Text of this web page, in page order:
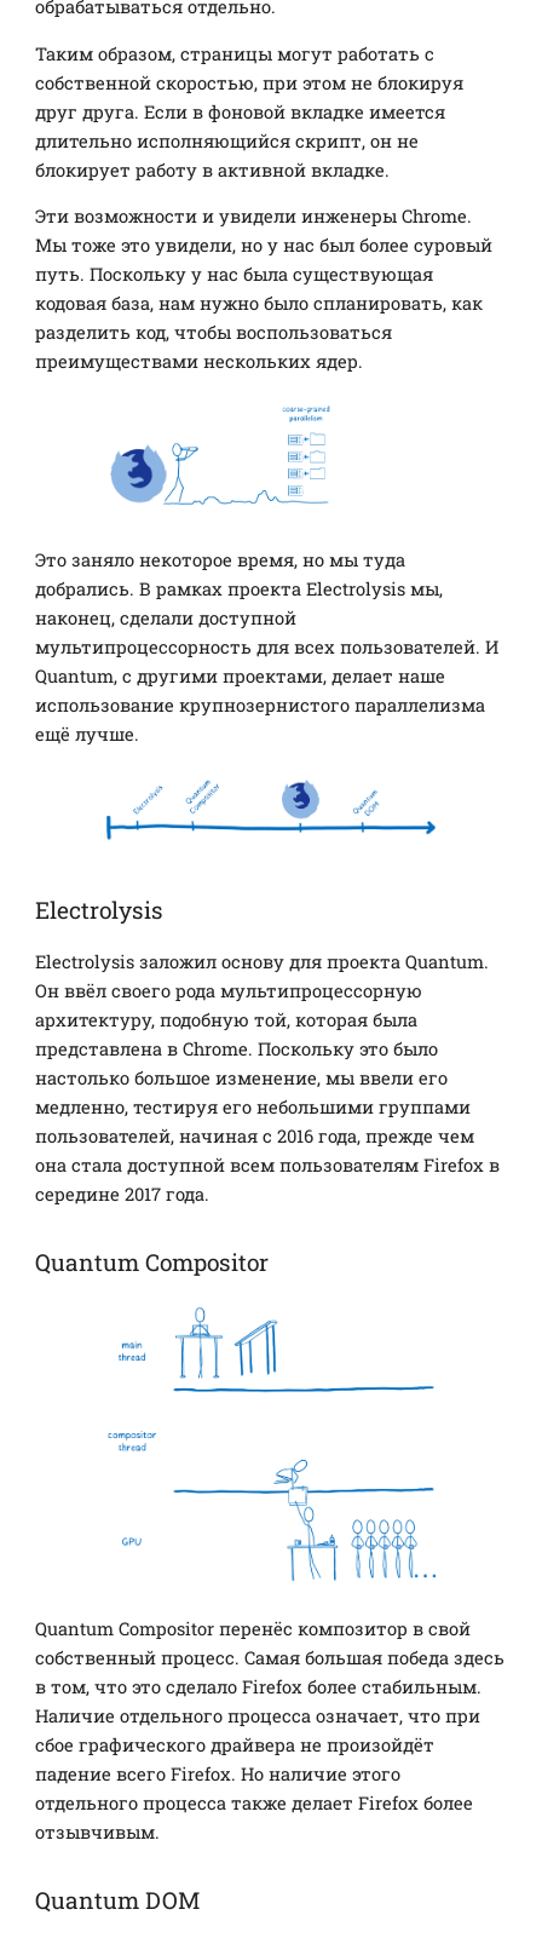
обрабатываться отдельно.
Таким образом, страницы могут работать с
собственной скоростью, при этом не блокируя
друг друга. Если в фоновой вкладке имеется
длительно исполняющийся скрипт, он не
блокирует работу в активной вкладке.
Эти возможности и увидели инженеры Chrome.
Мы тоже это увидели, но у нас был более суровый
путь. Поскольку у нас была существующая
кодовая база, нам нужно было спланировать, как
разделить код, чтобы воспользоваться
преимуществами нескольких ядер.
Это заняло некоторое время, но мы туда
добрались. В рамках проекта Electrolysis мы,
наконец, сделали доступной
мультипроцессорность для всех пользователей. И
Quantum, с другими проектами, делает наше
использование крупнозернистого параллелизма
ещё лучше.
Electrolysis
Electrolysis заложил основу для проекта Quantum.
Он ввёл своего рода мультипроцессорную
архитектуру, подобную той, которая была
представлена в Chrome. Поскольку это было
настолько большое изменение, мы ввели его
медленно, тестируя его небольшими группами
пользователей, начиная с 2016 года, прежде чем
она стала доступной всем пользователям Firefox в
середине 2017 года.
Quantum Compositor
Quantum Compositor перенёс композитор в свой
собственный процесс. Самая большая победа здесь
в том, что это сделало Firefox более стабильным.
Наличие отдельного процесса означает, что при
сбое графического драйвера не произойдёт
падение всего Firefox. Но наличие этого
отдельного процесса также делает Firefox более
отзывчивым.
Quantum DOM